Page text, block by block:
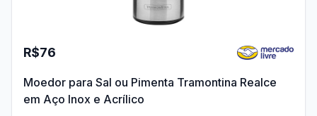
R$76
Moedor para Sal ou Pimenta Tramontina Realce
em Aço Inox e Acrílico